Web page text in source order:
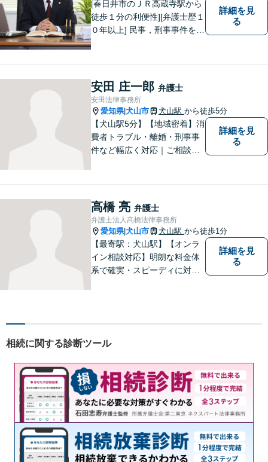
[春日井市のＪＲ高蔵寺駅から
徒歩１分の利便性][弁護士歴１
０年以上] 民事，刑事事件を問
善の解決となることを目指し
ます。 一お困り事がございま
したらお気軽にご相談下さ
い。
詳細を見
る
安田 庄一郎 弁護士
安田法律事務所
愛知県|犬山市 犬山駅 から徒歩5分
【犬山駅5分】【地域密着】消
費者トラブル・離婚・刑事事
件など幅広く対応｜ご相談者
休日・時間外対応可】
詳細を見
る
高橋 亮 弁護士
弁護士法人髙橋法律事務所
愛知県|犬山市 犬山駅 から徒歩1分
【最寄駅：犬山駅】【オンラ
イン相談対応】明朗な料金体
系で確実・スピーディに対応
に対応します。【初回相談無
方は、お気軽にご相談くださ
い。
詳細を見
る
相続に関する診断ツール